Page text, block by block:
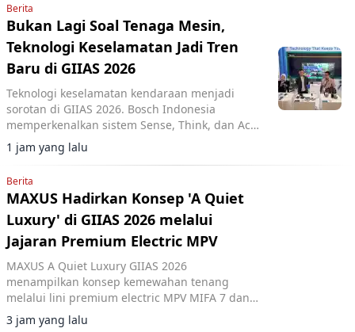
Berita
Bukan Lagi Soal Tenaga Mesin,
Teknologi Keselamatan Jadi Tren
Baru di GIIAS 2026
Teknologi keselamatan kendaraan menjadi
sorotan di GIIAS 2026. Bosch Indonesia
memperkenalkan sistem Sense, Think, dan Act
yang membantu pengemudi.
1 jam yang lalu
Berita
MAXUS Hadirkan Konsep 'A Quiet
Luxury' di GIIAS 2026 melalui
Jajaran Premium Electric MPV
MAXUS A Quiet Luxury GIIAS 2026
menampilkan konsep kemewahan tenang
melalui lini premium electric MPV MIFA 7 dan
MIFA 9 di ICE BSD City.
3 jam yang lalu